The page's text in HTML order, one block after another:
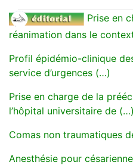
Prise en
réanimation dans le
Profil épidémio-clinique
service d’urgences (…)
Prise en charge de la
l’hôpital universitaire de (…)
Comas non traumatiques
Anesthésie pour